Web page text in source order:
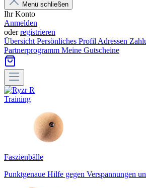
Menü schließen
Ihr Konto
Anmelden
oderregistrieren
Übersicht Persönliches Profil Adressen
Partnerprogramm Meine Gutscheine
Training
Faszienbälle
Punktgenaue Hilfe gegen Verspannungen